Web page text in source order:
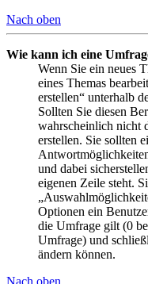
Nach oben
Wie kann ich eine
Wenn Sie ein neues
eines Themas
erstellen“ unterhalb
Sollten Sie diesen
wahrscheinlich nicht
erstellen. Sie sollten
und dabei
eigenen Zeile steht.
Optionen ein
die Umfrage gilt (0
Umfrage) und
ändern können.
Nach oben